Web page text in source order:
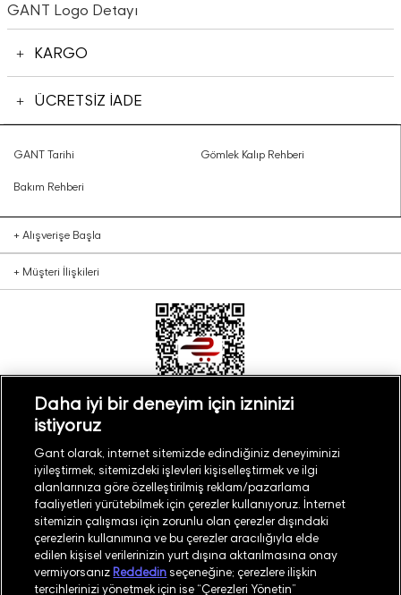
GANT Logo Detayı
KARGO
ÜCRETSİZ İADE
GANT Tarihi Gömlek Kalıp Rehberi
Bakım Rehberi
+ Alışverişe Başla
+ Müşteri İlişkileri
Türkiye Mağaza Bul
©2026GANT
Daha iyi bir deneyim için izninizi
istiyoruz
Gant olarak, internet sitemizde edindiğiniz deneyiminizi
iyileştirmek, sitemizdeki işlevleri kişiselleştirmek ve ilgi
alanlarınıza göre özelleştirilmiş reklam/pazarlama
faaliyetleri yürütebilmek için çerezler kullanıyoruz. İnternet
sitemizin çalışması için zorunlu olan çerezler dışındaki
çerezlerin kullanımına ve bu çerezler aracılığıyla elde
edilen kişisel verilerinizin yurt dışına aktarılmasına onay
vermiyorsanız Reddedin seçeneğine; çerezlere ilişkin
tercihlerinizi yönetmek için ise “Çerezleri Yönetin”